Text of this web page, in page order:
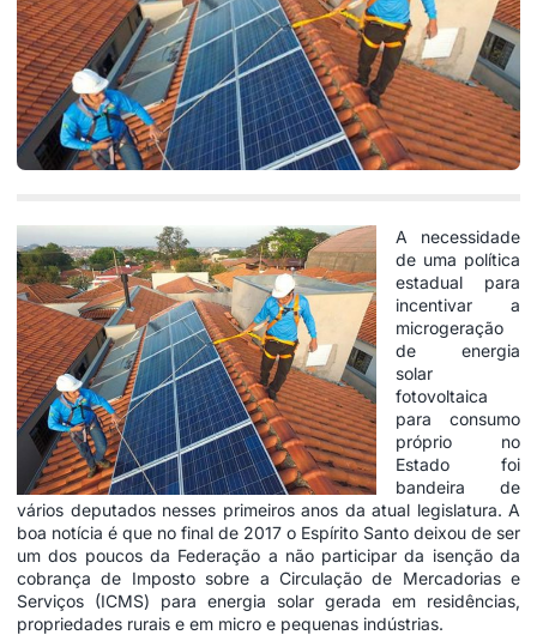
A necessidade
de uma política
estadual para
incentivar a
microgeração
de energia
solar
fotovoltaica
para consumo
próprio no
Estado foi
bandeira de
vários deputados nesses primeiros anos da atual legislatura. A
boa notícia é que no final de 2017 o Espírito Santo deixou de ser
um dos poucos da Federação a não participar da isenção da
cobrança de Imposto sobre a Circulação de Mercadorias e
Serviços (ICMS) para energia solar gerada em residências,
propriedades rurais e em micro e pequenas indústrias.